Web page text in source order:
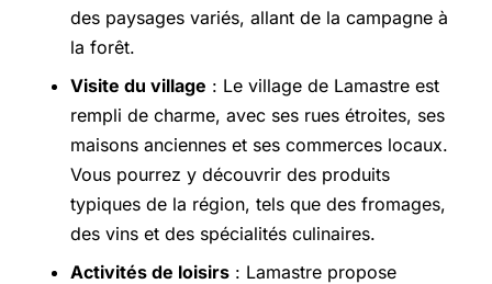
des paysages variés, allant de la campagne à
la forêt.
Visite du village : Le village de Lamastre est
rempli de charme, avec ses rues étroites, ses
maisons anciennes et ses commerces locaux.
Vous pourrez y découvrir des produits
typiques de la région, tels que des fromages,
des vins et des spécialités culinaires.
Activités de loisirs : Lamastre propose